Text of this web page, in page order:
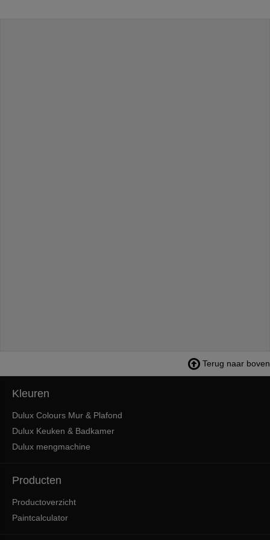
Terug naar boven
Kleuren
Dulux Colours Mur & Plafond
Dulux Keuken & Badkamer
Dulux mengmachine
Producten
Productoverzicht
Paintcalculator